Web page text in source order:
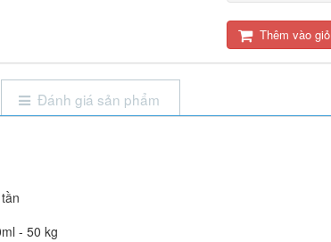
Thêm vào giỏ
Đánh giá sản phẩm
- 50 kg